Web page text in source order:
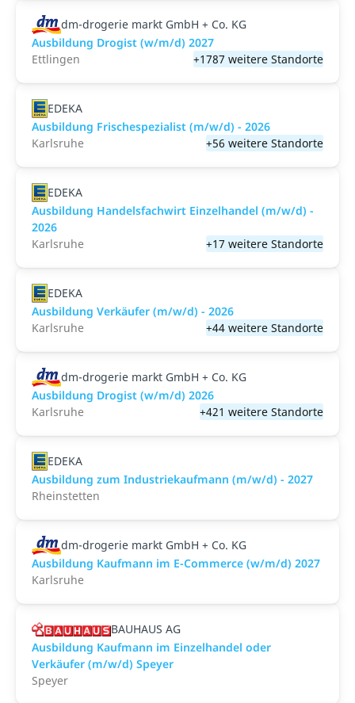
dm-drogerie markt GmbH + Co. KG
Ausbildung Drogist (w/m/d) 2027
Ettlingen
+1787 weitere Standorte
EDEKA
Ausbildung Frischespezialist (m/w/d) - 2026
Karlsruhe
+56 weitere Standorte
EDEKA
Ausbildung Handelsfachwirt Einzelhandel (m/w/d) -
2026
Karlsruhe
+17 weitere Standorte
EDEKA
Ausbildung Verkäufer (m/w/d) - 2026
Karlsruhe
+44 weitere Standorte
dm-drogerie markt GmbH + Co. KG
Ausbildung Drogist (w/m/d) 2026
Karlsruhe
+421 weitere Standorte
EDEKA
Ausbildung zum Industriekaufmann (m/w/d) - 2027
Rheinstetten
dm-drogerie markt GmbH + Co. KG
Ausbildung Kaufmann im E-Commerce (w/m/d) 2027
Karlsruhe
BAUHAUS AG
Ausbildung Kaufmann im Einzelhandel oder
Verkäufer (m/w/d) Speyer
Speyer